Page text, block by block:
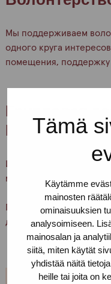
Tämä
Käytämme
mainosten
ominaisuuksien
analysoimiseen.
mainosalan ja
siitä, miten käytät
yhdistää näitä
heille tai joita on
Мы поддерживаем
одного круга
помещения, поддержку
Групповая
Интернет
Информацию о
можно найтиздесь
Примечание! Пока
доступны только на